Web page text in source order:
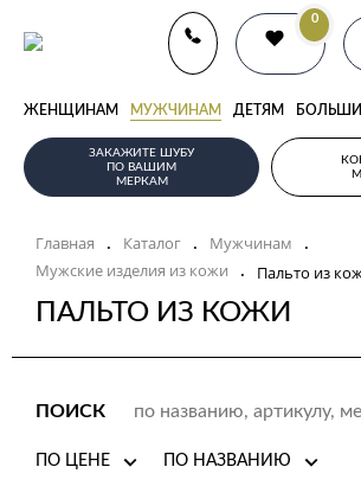
0
ЖЕНЩИНАМ МУЖЧИНАМ ДЕТЯМ
ЗАКАЖИТЕ ШУБУ
ПО ВАШИМ
МЕРКАМ
Главная . Каталог . Мужчинам .
Мужские изделия из кожи . Пальто из
ПАЛЬТО ИЗ КОЖИ
ПОИСК
ПО ЦЕНЕ ПО НАЗВАНИЮ